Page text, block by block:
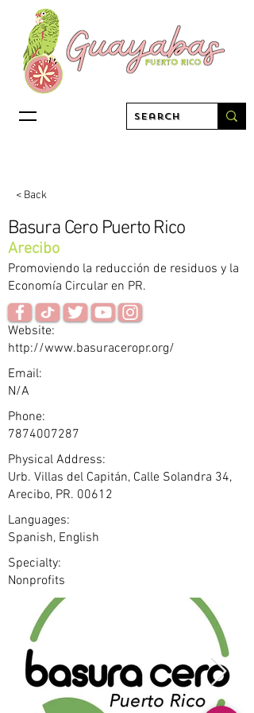
< Back
Basura Cero Puerto Rico
Arecibo
Promoviendo la reducción de residuos y la
Economía Circular en PR.
Website:
http://www.basuraceropr.org/
Email:
N/A
Phone:
7874007287
Physical Address:
​Urb. Villas del Capitán, Calle Solandra 34,
Arecibo, PR. 00612
Languages:
Spanish, English
Specialty:
Nonprofits